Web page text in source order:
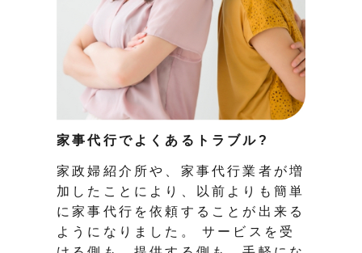
家事代行でよくあるトラブル?
家政婦紹介所や、家事代行業者が増
加したことにより、以前よりも簡単
に家事代行を依頼することが出来る
ようになりました。 サービスを受